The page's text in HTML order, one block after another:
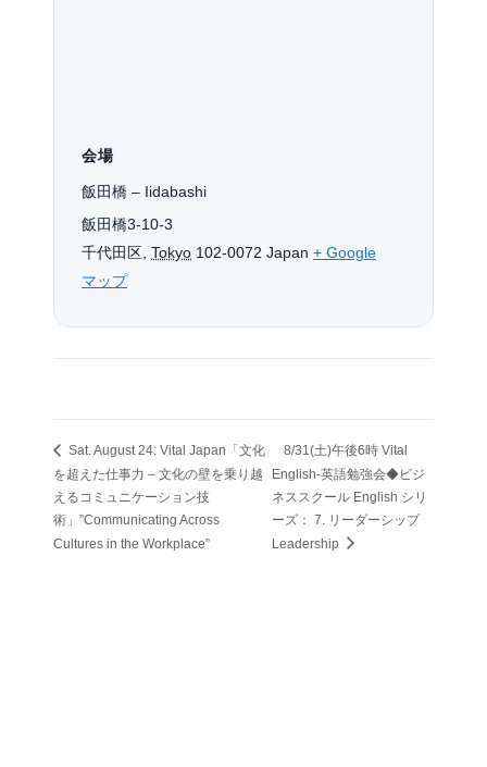
会場
飯田橋 – Iidabashi
飯田橋3-10-3
千代田区 Tokyo 102-0072 Japan + Google
マップ
Sat. August 24: Vital Japan「文化
を超えた仕事力 – 文化の壁を乗り越
えるコミュニケーション技
術」”Communicating Across
Cultures in the Workplace”
8/31(土)午後6時 Vital
English-英語勉強会◆ビジ
ネススクール English シリ
ーズ： 7. リーダーシップ
Leadership